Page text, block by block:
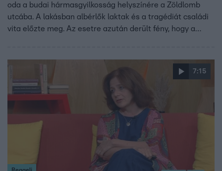
oda a budai hármasgyilkosság helyszínére a Zöldlomb
utcába. A lakásban albérlők laktak és a tragédiát családi
vita előzte meg. Az esetre azután derült fény, hogy a
holttestet. A 35 éves S. Levente több késszúrással
végzett 31 éves élettársával és négyéves gyermekével,
majd öngyilkos lett.
7:15